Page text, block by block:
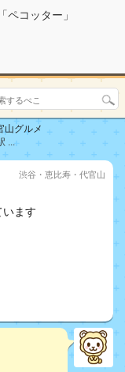
ペコッター」
山グルメ
...
渋谷・恵比寿・代官山
います